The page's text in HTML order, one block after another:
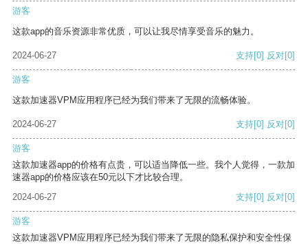
游客
这款app的音乐资源非常优质，可以让我尽情享受音乐的魅力。
2024-06-27 支持[0] 反对[0]
游客
这款加速器VPM应用程序已经为我们带来了无限的流畅体验。
2024-06-27 支持[0] 反对[0]
游客
这款加速器app的价格有点贵，可以适当降低一些。我个人觉得，一款加
速器app的价格应该在50元以下才比较合理。
2024-06-27
支持[0] 反对[0]
游客
这款加速器VPM应用程序已经为我们带来了无限的隐私保护和安全性保